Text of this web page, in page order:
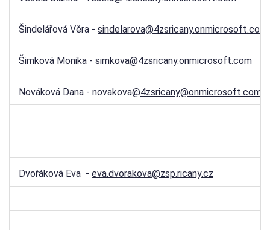
Šindelářová Věra - sindelarova@4zsricany.onmicrosoft.com
Šimková Monika - simkova@4zsricany.onmicrosoft.com
Nováková Dana - novakova@4zsricany@onmicrosoft.com
Dvořáková Eva - eva.dvorakova@zsp.ricany.cz